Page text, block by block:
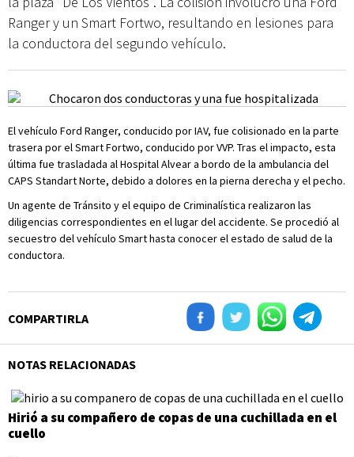
Ranger y un Smart Fortwo, resultando en lesiones para
la conductora del segundo vehículo.
El vehículo Ford Ranger, conducido por IAV, fue colisionado en la parte
trasera por el Smart Fortwo, conducido por VVP. Tras el impacto, esta
última fue trasladada al Hospital Alvear a bordo de la ambulancia del
CAPS Standart Norte, debido a dolores en la pierna derecha y el pecho.
Un agente de Tránsito y el equipo de Criminalística realizaron las
diligencias correspondientes en el lugar del accidente. Se procedió al
secuestro del vehículo Smart hasta conocer el estado de salud de la
conductora.
COMPARTIRLA
NOTAS RELACIONADAS
Hirió a su compañero de copas de una cuchillada en el
cuello